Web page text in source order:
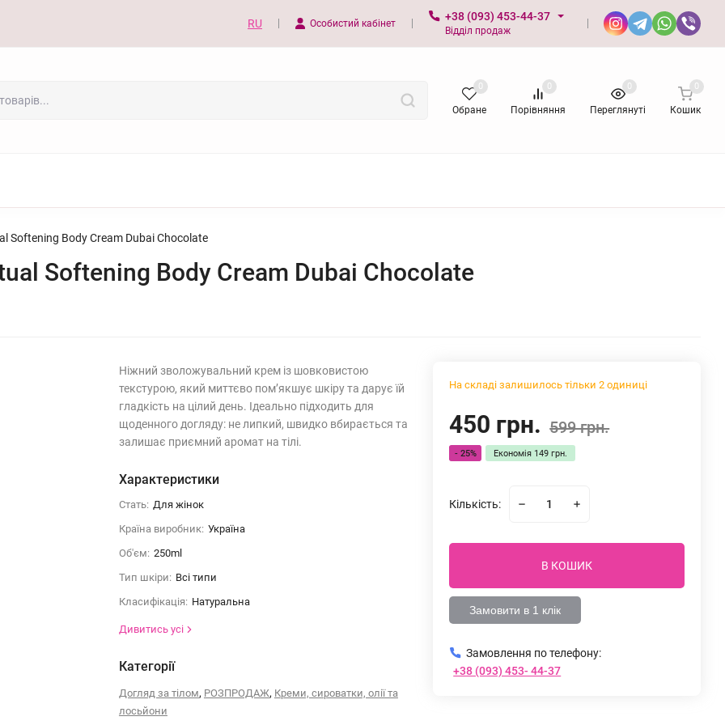
RU Особистий кабінет
+38 (093) 453-44-37
Відділ продаж
Обране
0
Порівняння
0
Переглянуті
0
Кошик
0
Softening Body Cream Dubai Chocolate
Softening Body Cream Dubai Chocolate
Ніжний зволожувальний крем із шовковистою
текстурою, який миттєво пом’якшує шкіру та дарує їй
гладкість на цілий день. Ідеально підходить для
щоденного догляду: не липкий, швидко вбирається та
залишає приємний аромат на тілі.
Характеристики
Стать: Для жінок
Країна виробник: Україна
Об'єм: 250ml
Тип шкіри: Всі типи
Класифікація: Натуральна
Дивитись усі
Категорії
Догляд за тілом, РОЗПРОДАЖ, Креми, сироватки, олії та
лосьйони
На складі залишилось тільки 2 одиниці
450 грн. 599 грн.
- 25% Економія 149 грн.
Кількість:
В КОШИК
Замовити в 1 клік
Замовлення по телефону:
+38 (093) 453- 44-37